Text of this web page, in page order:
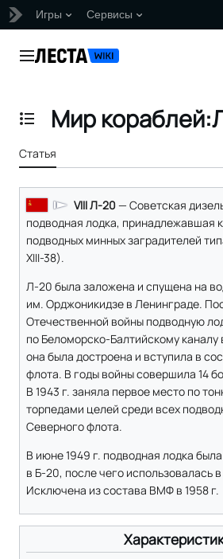
Игры Сервисы
Главное меню
Отобразить/Скрыть содержание
Мир
Статья
VIII Л-20— Советская
подводная лодка, принадлежавшая
подводных минных заградителей
XIII-38).
Л-20 была заложена и спущена на
им. Орджоникидзе в Ленинграде.
Отечественной войны подводную
по Беломорско-Балтийскому каналу
она была достроена и вступила в
флота. В годы войны совершила 14
В 1943 г. заняла первое место по
торпедами целей среди всех
Северного флота.
В июне 1949 г. подводная лодка
в Б-20, после чего использовалась
Исключена из состава ВМФ в 1958 г.